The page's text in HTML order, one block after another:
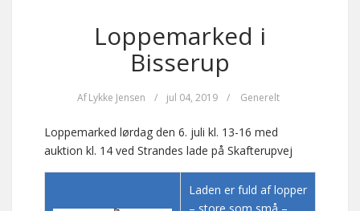
Loppemarked i
Bisserup
Af Lykke Jensen / jul 04, 2019 / Generelt
Loppemarked lørdag den 6. juli kl. 13-16 med
auktion kl. 14 ved Strandes lade på Skafterupvej
Laden er fuld af lopper